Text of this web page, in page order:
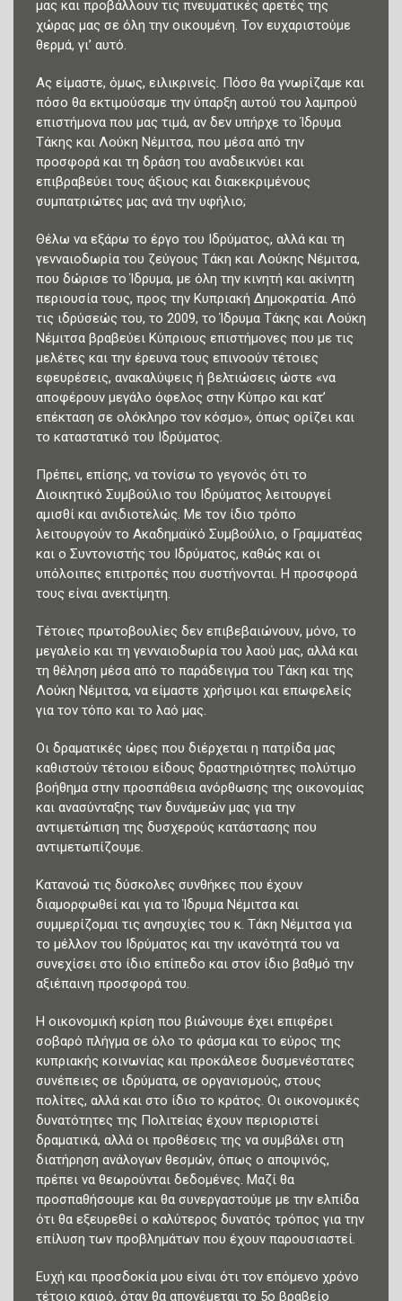
μας και προβάλλουν τις πνευματικές αρετές της
χώρας μας σε όλη την οικουμένη. Τον ευχαριστούμε
θερμά, γι’ αυτό.
Ας είμαστε, όμως, ειλικρινείς. Πόσο θα γνωρίζαμε και
πόσο θα εκτιμούσαμε την ύπαρξη αυτού του λαμπρού
επιστήμονα που μας τιμά, αν δεν υπήρχε το Ίδρυμα
Τάκης και Λούκη Νέμιτσα, που μέσα από την
προσφορά και τη δράση του αναδεικνύει και
επιβραβεύει τους άξιους και διακεκριμένους
συμπατριώτες μας ανά την υφήλιο;
Θέλω να εξάρω το έργο του Ιδρύματος, αλλά και τη
γενναιοδωρία του ζεύγους Τάκη και Λούκης Νέμιτσα,
που δώρισε το Ίδρυμα, με όλη την κινητή και ακίνητη
περιουσία τους, προς την Κυπριακή Δημοκρατία. Από
τις ιδρύσεώς του, το 2009, το Ίδρυμα Τάκης και Λούκη
Νέμιτσα βραβεύει Κύπριους επιστήμονες που με τις
μελέτες και την έρευνα τους επινοούν τέτοιες
εφευρέσεις, ανακαλύψεις ή βελτιώσεις ώστε «να
αποφέρουν μεγάλο όφελος στην Κύπρο και κατ’
επέκταση σε ολόκληρο τον κόσμο», όπως ορίζει και
το καταστατικό του Ιδρύματος.
Πρέπει, επίσης, να τονίσω το γεγονός ότι το
Διοικητικό Συμβούλιο του Ιδρύματος λειτουργεί
αμισθί και ανιδιοτελώς. Με τον ίδιο τρόπο
λειτουργούν το Ακαδημαϊκό Συμβούλιο, ο Γραμματέας
και ο Συντονιστής του Ιδρύματος, καθώς και οι
υπόλοιπες επιτροπές που συστήνονται. Η προσφορά
τους είναι ανεκτίμητη.
Τέτοιες πρωτοβουλίες δεν επιβεβαιώνουν, μόνο, το
μεγαλείο και τη γενναιοδωρία του λαού μας, αλλά και
τη θέληση μέσα από το παράδειγμα του Τάκη και της
Λούκη Νέμιτσα, να είμαστε χρήσιμοι και επωφελείς
για τον τόπο και το λαό μας.
Οι δραματικές ώρες που διέρχεται η πατρίδα μας
καθιστούν τέτοιου είδους δραστηριότητες πολύτιμο
βοήθημα στην προσπάθεια ανόρθωσης της οικονομίας
και ανασύνταξης των δυνάμεών μας για την
αντιμετώπιση της δυσχερούς κατάστασης που
αντιμετωπίζουμε.
Κατανοώ τις δύσκολες συνθήκες που έχουν
διαμορφωθεί και για το Ίδρυμα Νέμιτσα και
συμμερίζομαι τις ανησυχίες του κ. Τάκη Νέμιτσα για
το μέλλον του Ιδρύματος και την ικανότητά του να
συνεχίσει στο ίδιο επίπεδο και στον ίδιο βαθμό την
αξιέπαινη προσφορά του.
Η οικονομική κρίση που βιώνουμε έχει επιφέρει
σοβαρό πλήγμα σε όλο το φάσμα και το εύρος της
κυπριακής κοινωνίας και προκάλεσε δυσμενέστατες
συνέπειες σε ιδρύματα, σε οργανισμούς, στους
πολίτες, αλλά και στο ίδιο το κράτος. Οι οικονομικές
δυνατότητες της Πολιτείας έχουν περιοριστεί
δραματικά, αλλά οι προθέσεις της να συμβάλει στη
διατήρηση ανάλογων θεσμών, όπως ο αποψινός,
πρέπει να θεωρούνται δεδομένες. Μαζί θα
προσπαθήσουμε και θα συνεργαστούμε με την ελπίδα
ότι θα εξευρεθεί ο καλύτερος δυνατός τρόπος για την
επίλυση των προβλημάτων που έχουν παρουσιαστεί.
Ευχή και προσδοκία μου είναι ότι τον επόμενο χρόνο
τέτοιο καιρό, όταν θα απονέμεται το 5ο βραβείο